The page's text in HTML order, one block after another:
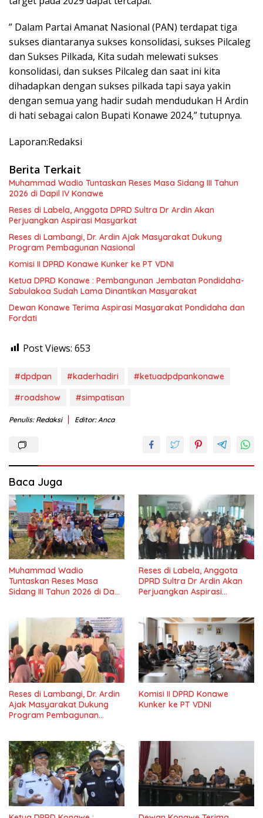
” Dalam Partai Amanat Nasional (PAN) terdapat tiga
sukses diantaranya sukses konsolidasi, sukses Pilcaleg
dan Sukses Pilkada, Kita sudah melewati sukses
konsolidasi, dan sukses Pilcaleg dan saat ini kita
dihadapkan dengan sukses pilkada tapi saya yakin
dengan semua yang hadir sudah mendudukan H Ardin
di hati sebagai calon Bupati Konawe 2024,” tutupnya.
Laporan:Redaksi
Berita Terkait
Muhammad Wadio Tuntaskan Reses Masa Sidang III Tahun
2026 di Dapil IV Konawe
Reses di Labela, Anggota DPRD Sultra Dr Ardin Akan
Perjuangkan Aspirasi Masyarkat
Reses di Lambangi, Dr. Ardin Ajak Masyarakat Dukung
Program Pembagunan Nasional
Komisi II DPRD Konawe Kunker ke PT VDNI
Ketua DPRD Konawe : Pembangunan Jembatan Pondidaha-
Sabulakoa Sudah Lama Dinantikan Masyarakat
Dewan Konawe Terima Aspirasi Masyarakat Pondidaha dan
Fordati
Post Views: 653
#dpdpan #kaderhadiri
#ketuadpdpankonawe
#roadshow
#simpatisan
Penulis: Redaksi Editor: Anca
Baca Juga
Muhammad Wadio
Tuntaskan Reses Masa
Sidang III Tahun 2026 di Dapil
Reses di Labela, Anggota
DPRD Sultra Dr Ardin Akan
Perjuangkan Aspirasi
Reses di Lambangi, Dr. Ardin
Ajak Masyarakat Dukung
Program Pembagunan
Komisi II DPRD Konawe
Kunker ke PT VDNI